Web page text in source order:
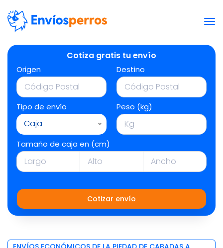
Cotiza gratis tu envío
Origen Destino
Tipo de envío
Caja
Peso (kg)
Tamaño de caja en (cm)
Cotizar envío